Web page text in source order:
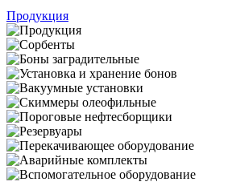
Продукция